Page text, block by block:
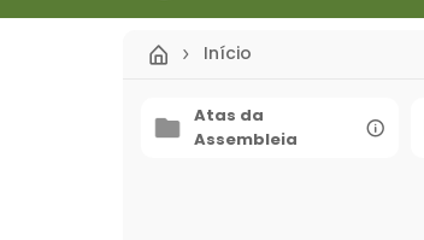
Início
Atas da
Assembleia